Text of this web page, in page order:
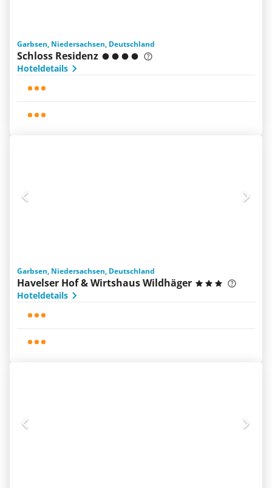
Garbsen, Niedersachsen, Deutschland
Schloss Residenz
Hoteldetails
Garbsen, Niedersachsen, Deutschland
Havelser Hof & Wirtshaus Wildhäger
Hoteldetails